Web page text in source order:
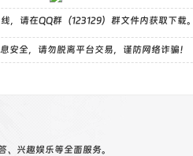
，请在QQ群（123129）群文件内获取下载。
安全，请勿脱离平台交易，谨防网络诈骗！
兴趣娱乐等全面服务。